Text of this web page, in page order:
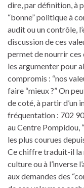
dire, par définition, à
“bonne” politique à
audit ou un contrôle,
discussion de ces
permet de nourrir ces
les argumenter pour
compromis : “nos
faire “mieux ?” On
de coté, à partir d’un
fréquentation : 702
au Centre
les plus courues
Ce chiffre traduit-il la
culture ou à l’inverse
aux demandes des